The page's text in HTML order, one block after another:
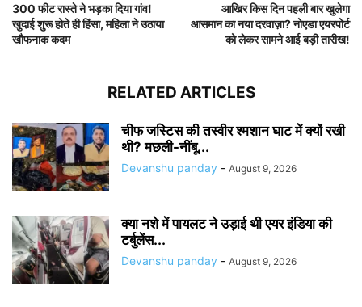
300 फीट रास्ते ने भड़का दिया गांव!
खुदाई शुरू होते ही हिंसा, महिला ने उठाया
खौफनाक कदम
आखिर किस दिन पहली बार खुलेगा
आसमान का नया दरवाज़ा? नोएडा एयरपोर्ट
को लेकर सामने आई बड़ी तारीख!
RELATED ARTICLES
चीफ जस्टिस की तस्वीर श्मशान घाट में क्यों रखी
थी? मछली-नींबू...
Devanshu panday - August 9, 2026
क्या नशे में पायलट ने उड़ाई थी एयर इंडिया की
टर्बुलेंस...
Devanshu panday - August 9, 2026